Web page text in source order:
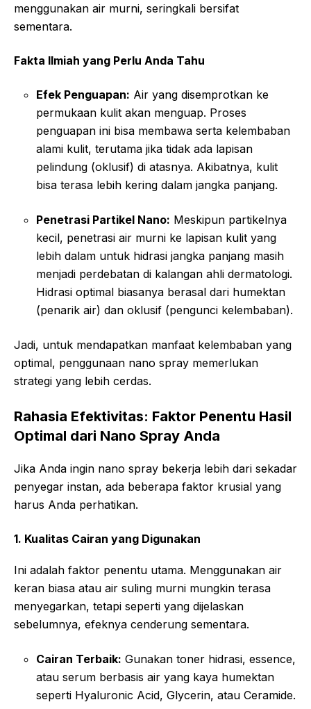
menggunakan air murni, seringkali bersifat
sementara.
Fakta Ilmiah yang Perlu Anda Tahu
Efek Penguapan: Air yang disemprotkan ke
permukaan kulit akan menguap. Proses
penguapan ini bisa membawa serta kelembaban
alami kulit, terutama jika tidak ada lapisan
pelindung (oklusif) di atasnya. Akibatnya, kulit
bisa terasa lebih kering dalam jangka panjang.
Penetrasi Partikel Nano: Meskipun partikelnya
kecil, penetrasi air murni ke lapisan kulit yang
lebih dalam untuk hidrasi jangka panjang masih
menjadi perdebatan di kalangan ahli dermatologi.
Hidrasi optimal biasanya berasal dari humektan
(penarik air) dan oklusif (pengunci kelembaban).
Jadi, untuk mendapatkan manfaat kelembaban yang
optimal, penggunaan nano spray memerlukan
strategi yang lebih cerdas.
Rahasia Efektivitas: Faktor Penentu Hasil
Optimal dari Nano Spray Anda
Jika Anda ingin nano spray bekerja lebih dari sekadar
penyegar instan, ada beberapa faktor krusial yang
harus Anda perhatikan.
1. Kualitas Cairan yang Digunakan
Ini adalah faktor penentu utama. Menggunakan air
keran biasa atau air suling murni mungkin terasa
menyegarkan, tetapi seperti yang dijelaskan
sebelumnya, efeknya cenderung sementara.
Cairan Terbaik: Gunakan toner hidrasi, essence,
atau serum berbasis air yang kaya humektan
seperti Hyaluronic Acid, Glycerin, atau Ceramide.